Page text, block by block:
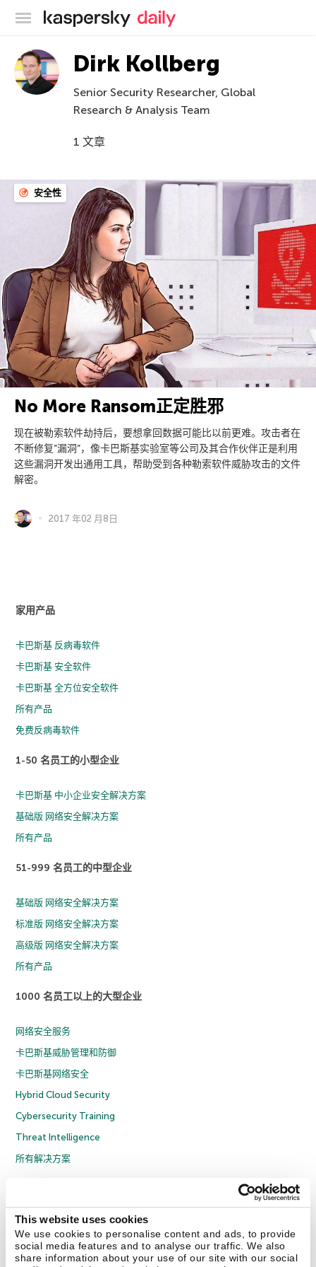
This website uses cookies
We use cookies to personalise content and ads, to provide
social media features and to analyse our traffic. We also
share information about your use of our site with our social
卡巴斯基官方博客
Dirk Kollberg
Senior Security Researcher, Global
Research & Analysis Team
1 文章
安全性
No More Ransom正定胜邪
现在被勒索软件劫持后，要想拿回数据可能比以前更难。攻击者在
不断修复”漏洞”，像卡巴斯基实验室等公司及其合作伙伴正是利用
这些漏洞开发出通用工具，帮助受到各种勒索软件威胁攻击的文件
解密。
2017 年02 月8日
家用产品
卡巴斯基 反病毒软件
卡巴斯基 安全软件
卡巴斯基 全方位安全软件
所有产品
免费反病毒软件
1-50 名员工的小型企业
卡巴斯基 中小企业安全解决方案
基础版 网络安全解决方案
所有产品
51-999 名员工的中型企业
基础版 网络安全解决方案
标准版 网络安全解决方案
高级版 网络安全解决方案
所有产品
1000 名员工以上的大型企业
网络安全服务
卡巴斯基威胁管理和防御
卡巴斯基网络安全
Hybrid Cloud Security
Cybersecurity Training
Threat Intelligence
所有解决方案
隐私策略
反腐败政策
许可协议 B2B
京ICP备12053225号
京公网安备 11010102001169号
联系我们 关于我们 合作伙伴 Blog 资源中心 新闻稿